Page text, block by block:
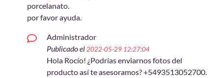
porcelanato.
por favor ayuda.
Administrador
Publicado el 2022-05-29 12:27:04
Hola Rocío! ¿Podrías enviarnos fotos del
producto así te asesoramos? +5493513052700.